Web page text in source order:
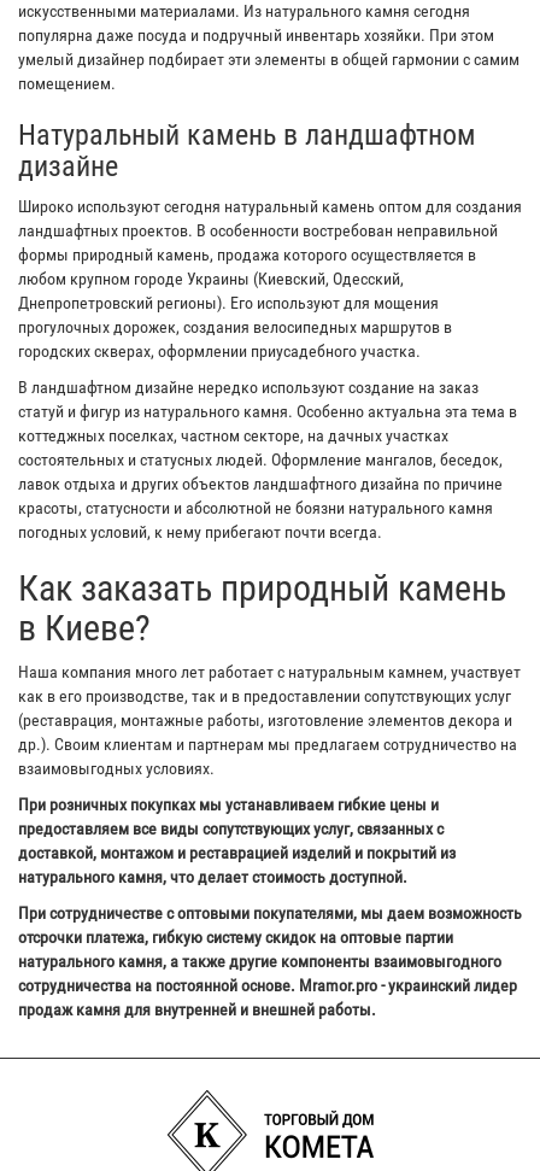
искусственными материалами. Из натурального камня сегодня
популярна даже посуда и подручный инвентарь хозяйки. При этом
умелый дизайнер подбирает эти элементы в общей гармонии с самим
помещением.
Натуральный камень в ландшафтном
дизайне
Широко используют сегодня натуральный камень оптом для создания
ландшафтных проектов. В особенности востребован неправильной
формы природный камень, продажа которого осуществляется в
любом крупном городе Украины (Киевский, Одесский,
Днепропетровский регионы). Его используют для мощения
прогулочных дорожек, создания велосипедных маршрутов в
городских скверах, оформлении приусадебного участка.
В ландшафтном дизайне нередко используют создание на заказ
статуй и фигур из натурального камня. Особенно актуальна эта тема в
коттеджных поселках, частном секторе, на дачных участках
состоятельных и статусных людей. Оформление мангалов, беседок,
лавок отдыха и других объектов ландшафтного дизайна по причине
красоты, статусности и абсолютной не боязни натурального камня
погодных условий, к нему прибегают почти всегда.
Как заказать природный камень
в Киеве?
Наша компания много лет работает с натуральным камнем, участвует
как в его производстве, так и в предоставлении сопутствующих услуг
(реставрация, монтажные работы, изготовление элементов декора и
др.). Своим клиентам и партнерам мы предлагаем сотрудничество на
взаимовыгодных условиях.
При розничных покупках мы устанавливаем гибкие цены и
предоставляем все виды сопутствующих услуг, связанных с
доставкой, монтажом и реставрацией изделий и покрытий из
натурального камня, что делает стоимость доступной.
При сотрудничестве с оптовыми покупателями, мы даем возможность
отсрочки платежа, гибкую систему скидок на оптовые партии
натурального камня, а также другие компоненты взаимовыгодного
сотрудничества на постоянной основе. Mramor.pro - украинский лидер
продаж камня для внутренней и внешней работы.